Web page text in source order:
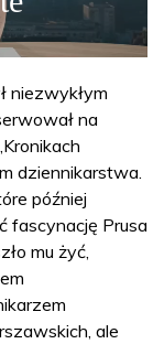
niezwykłym
na
dziennikarstwa.
później
fascynację Prusa
mu żyć,
ale